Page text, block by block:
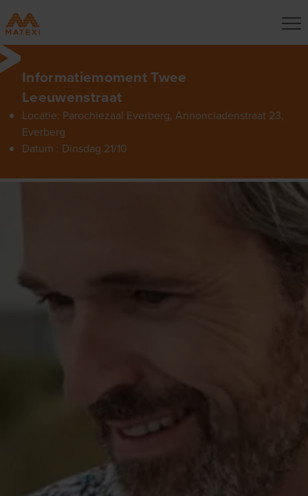
Informatiemoment Twee
Leeuwenstraat
Locatie: Parochiezaal Everberg, Annonciadenstraat 23,
Everberg
Datum : Dinsdag 21/10